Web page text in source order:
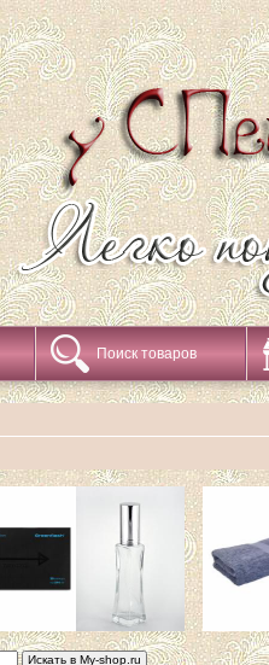
Поиск товаров